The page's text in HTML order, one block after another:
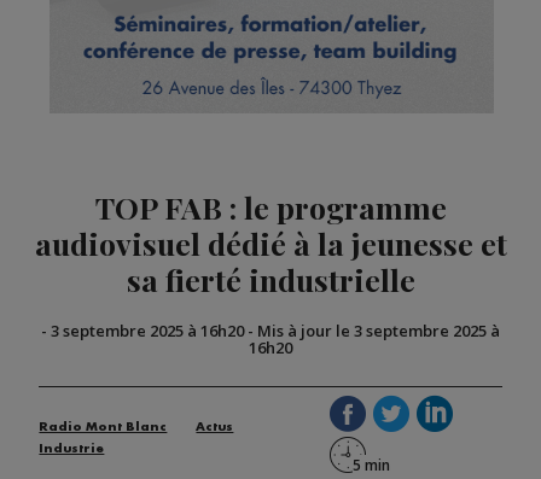
TOP FAB : le programme
audiovisuel dédié à la jeunesse et
sa fierté industrielle
- 3 septembre 2025 à 16h20- Mis à jour le 3 septembre 2025 à
16h20
Radio Mont Blanc
Actus
Industrie